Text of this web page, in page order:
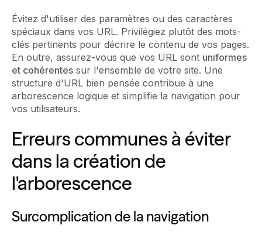
Évitez d'utiliser des paramètres ou des caractères
spéciaux dans vos URL. Privilégiez plutôt des mots-
clés pertinents pour décrire le contenu de vos pages.
En outre, assurez-vous que vos URL sont uniformes
et cohérentes sur l'ensemble de votre site. Une
structure d'URL bien pensée contribue à une
arborescence logique et simplifie la navigation pour
vos utilisateurs.
Erreurs communes à éviter
dans la création de
l'arborescence
Surcomplication de la navigation